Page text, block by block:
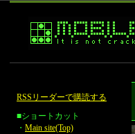
RSSリーダーで購読する
■ショートカット
・ Main site(Top)